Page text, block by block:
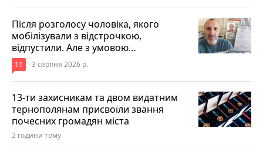
Після розголосу чоловіка, якого
мобілізували з відстрочкою,
відпустили. Але з умовою…
11 3 серпня 2026 р.
13-ти захисникам та двом видатним
тернополянам присвоїли звання
почесних громадян міста
2 години тому